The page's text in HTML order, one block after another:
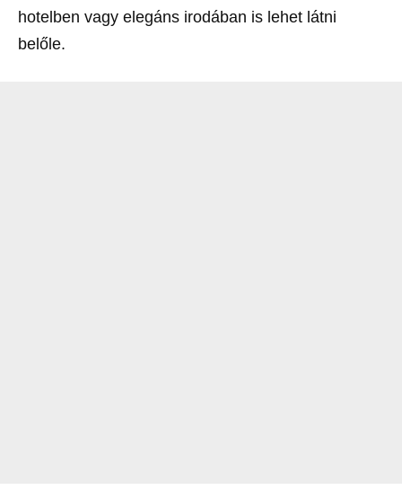
hotelben vagy elegáns irodában is lehet látni
belőle.